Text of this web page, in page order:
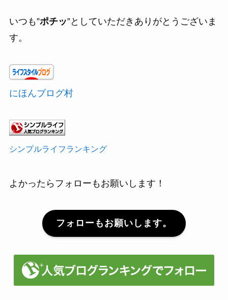
いつも”ポチッ”としていただきありがとうございま
す。
にほんブログ村
シンプルライフランキング
よかったらフォローもお願いします！
フォローもお願いします。